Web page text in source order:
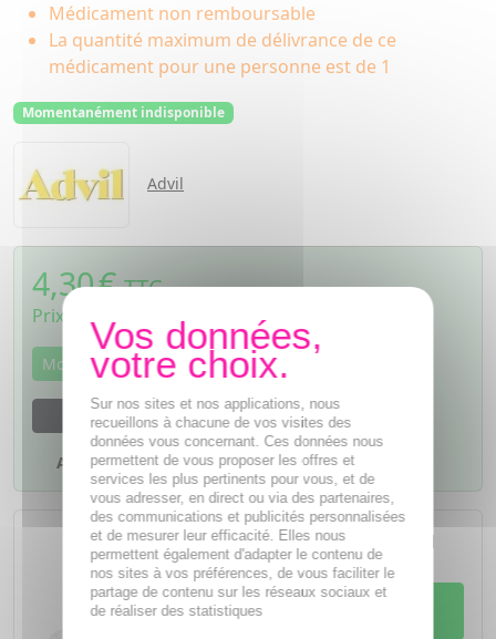
Médicament non remboursable
La quantité maximum de délivrance de ce
médicament pour une personne est de 1
Momentanément indisponible
Advil
4,30€ TTC
Prix de vente au public fixé librement
Momentanément indisponible
M'avertir dès que le produit sera disponible
Ajouter à mes favoris
L'achat d'un médicament sans
ordonnance nécessite le conseil
d'unpharmacien
Demandez conseil à votre
Sur nos sites et nos applications, nous
recueillons à chacune de vos visites des
données vous concernant. Ces données nous
permettent de vous proposer les offres et
services les plus pertinents pour vous, et de
vous adresser, en direct ou via des partenaires,
des communications et publicités personnalisées
et de mesurer leur efficacité. Elles nous
permettent également d'adapter le contenu de
nos sites à vos préférences, de vous faciliter le
partage de contenu sur les réseaux sociaux et
de réaliser des statistiques